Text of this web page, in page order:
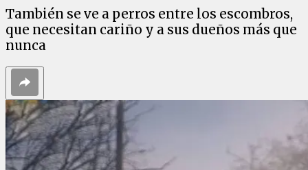
También se ve a perros entre los escombros,
que necesitan cariño y a sus dueños más que
nunca